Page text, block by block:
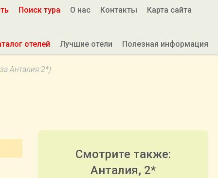
Поиск тура О нас Контакты Карта сайта
отелей Лучшие отели Полезная информация
Анталия 2*)
Смотрите также:
Анталия, 2*